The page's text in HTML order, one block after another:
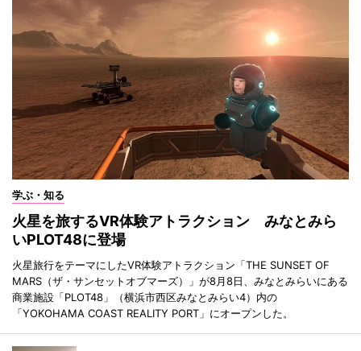
学ぶ・知る
火星を旅するVR体験アトラクション みなとみら
いPLOT48に登場
火星旅行をテーマにしたVR体験アトラクション「THE SUNSET OF
MARS（ザ・サンセットオブマーズ）」が8月8日、みなとみらいにある
商業施設「PLOT48」（横浜市西区みなとみらい4）内の
「YOKOHAMA COAST REALITY PORT」にオープンした。